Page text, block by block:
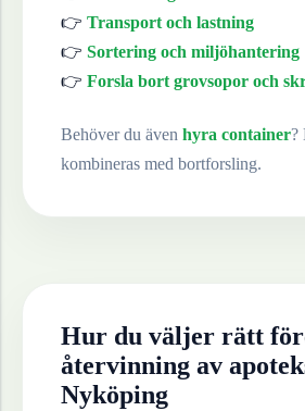
👉 Transport och lastning
👉 Sortering och miljöhantering
👉 Forsla bort grovsopor och
Behöver du även hyra container?
kombineras med bortforsling.
Hur du väljer rätt
återvinning av
Nyköping